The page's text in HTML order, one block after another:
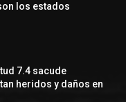
los estados
7.4 sacude
heridos y daños en